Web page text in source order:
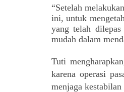
“Setelah
ini, untuk
yang telah
mudah dalam
Tuti
karena operasi
menjaga